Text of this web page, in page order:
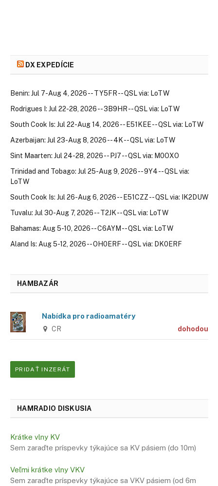
DX EXPEDÍCIE
Benin: Jul 7-Aug 4, 2026 -- TY5FR -- QSL via: LoTW
Rodrigues I: Jul 22-28, 2026 -- 3B9HR -- QSL via: LoTW
South Cook Is: Jul 22-Aug 14, 2026 -- E51KEE -- QSL via: LoTW
Azerbaijan: Jul 23-Aug 8, 2026 -- 4K -- QSL via: LoTW
Sint Maarten: Jul 24-28, 2026 -- PJ7 -- QSL via: M0OXO
Trinidad and Tobago: Jul 25-Aug 9, 2026 -- 9Y4 -- QSL via:
LoTW
South Cook Is: Jul 26-Aug 6, 2026 -- E51CZZ -- QSL via: IK2DUW
Tuvalu: Jul 30-Aug 7, 2026 -- T2JK -- QSL via: LoTW
Bahamas: Aug 5-10, 2026 -- C6AYM -- QSL via: LoTW
Aland Is: Aug 5-12, 2026 -- OH0ERF -- QSL via: DK0ERF
HAMBAZÁR
Nabídka pro radioamatéry
CR dohodou
PRIDAŤ INZERÁT
HAMRADIO DISKUSIA
Krátke vlny KV
Sem zaraďte príspevky týkajúce sa KV pásiem (do 10m)
Veľmi krátke vlny VKV
Sem zaraďte príspevky týkajúce sa VKV pásiem (od 6m